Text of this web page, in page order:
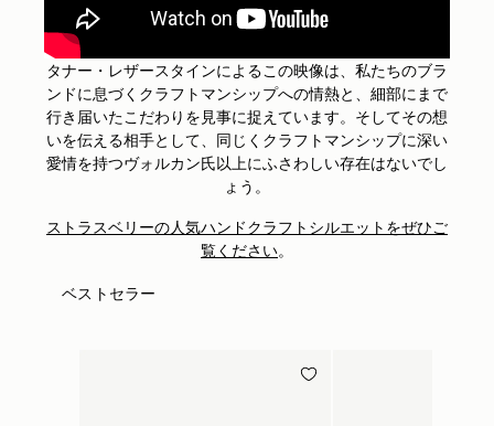
タナー・レザースタインによるこの映像は、私たちのブラ
ンドに息づく クラフトマンシップへの情熱と、細部にまで
行き届いたこだわりを見事に捉えています。そしてその想
いを伝える相手として、同じく クラフトマンシップに深い
愛情を持つヴォルカン氏以上にふさわしい存在はないでし
ょう。
ストラスベリーの人気ハンドクラフトシルエットをぜひご
覧ください。
ベストセラー